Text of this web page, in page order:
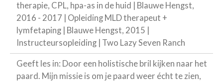
therapie, CPL, hpa-as in de huid | Blauwe Hengst,
2016 - 2017 | Opleiding MLD therapeut +
lymfetaping | Blauwe Hengst, 2015 |
Instructeursopleiding | Two Lazy Seven Ranch
Geeft les in: Door een holistische bril kijken naar het
paard. Mijn missie is om je paard weer écht te zien,